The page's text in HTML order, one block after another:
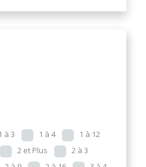
1 à 3 1 à 4
1 à 12
2 et Plus
2 à 3